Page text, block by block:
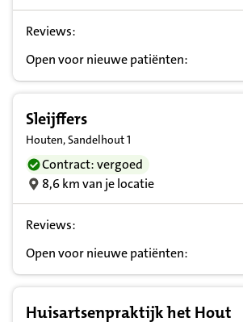
Reviews:
Open voor nieuwe patiënten:
Sleijffers
Houten, Sandelhout 1
Contract: vergoed
8,6 km van je locatie
Reviews:
Open voor nieuwe patiënten:
Huisartsenpraktijk het Hout